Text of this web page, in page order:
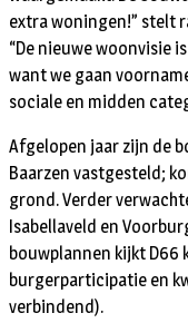
extra woningen!” stelt
“De nieuwe woonvisie
want we gaan
sociale en midden
Afgelopen jaar zijn de
Baarzen vastgesteld;
grond. Verder
Isabellaveld en
bouwplannen kijkt D66
burgerparticipatie en
verbindend).